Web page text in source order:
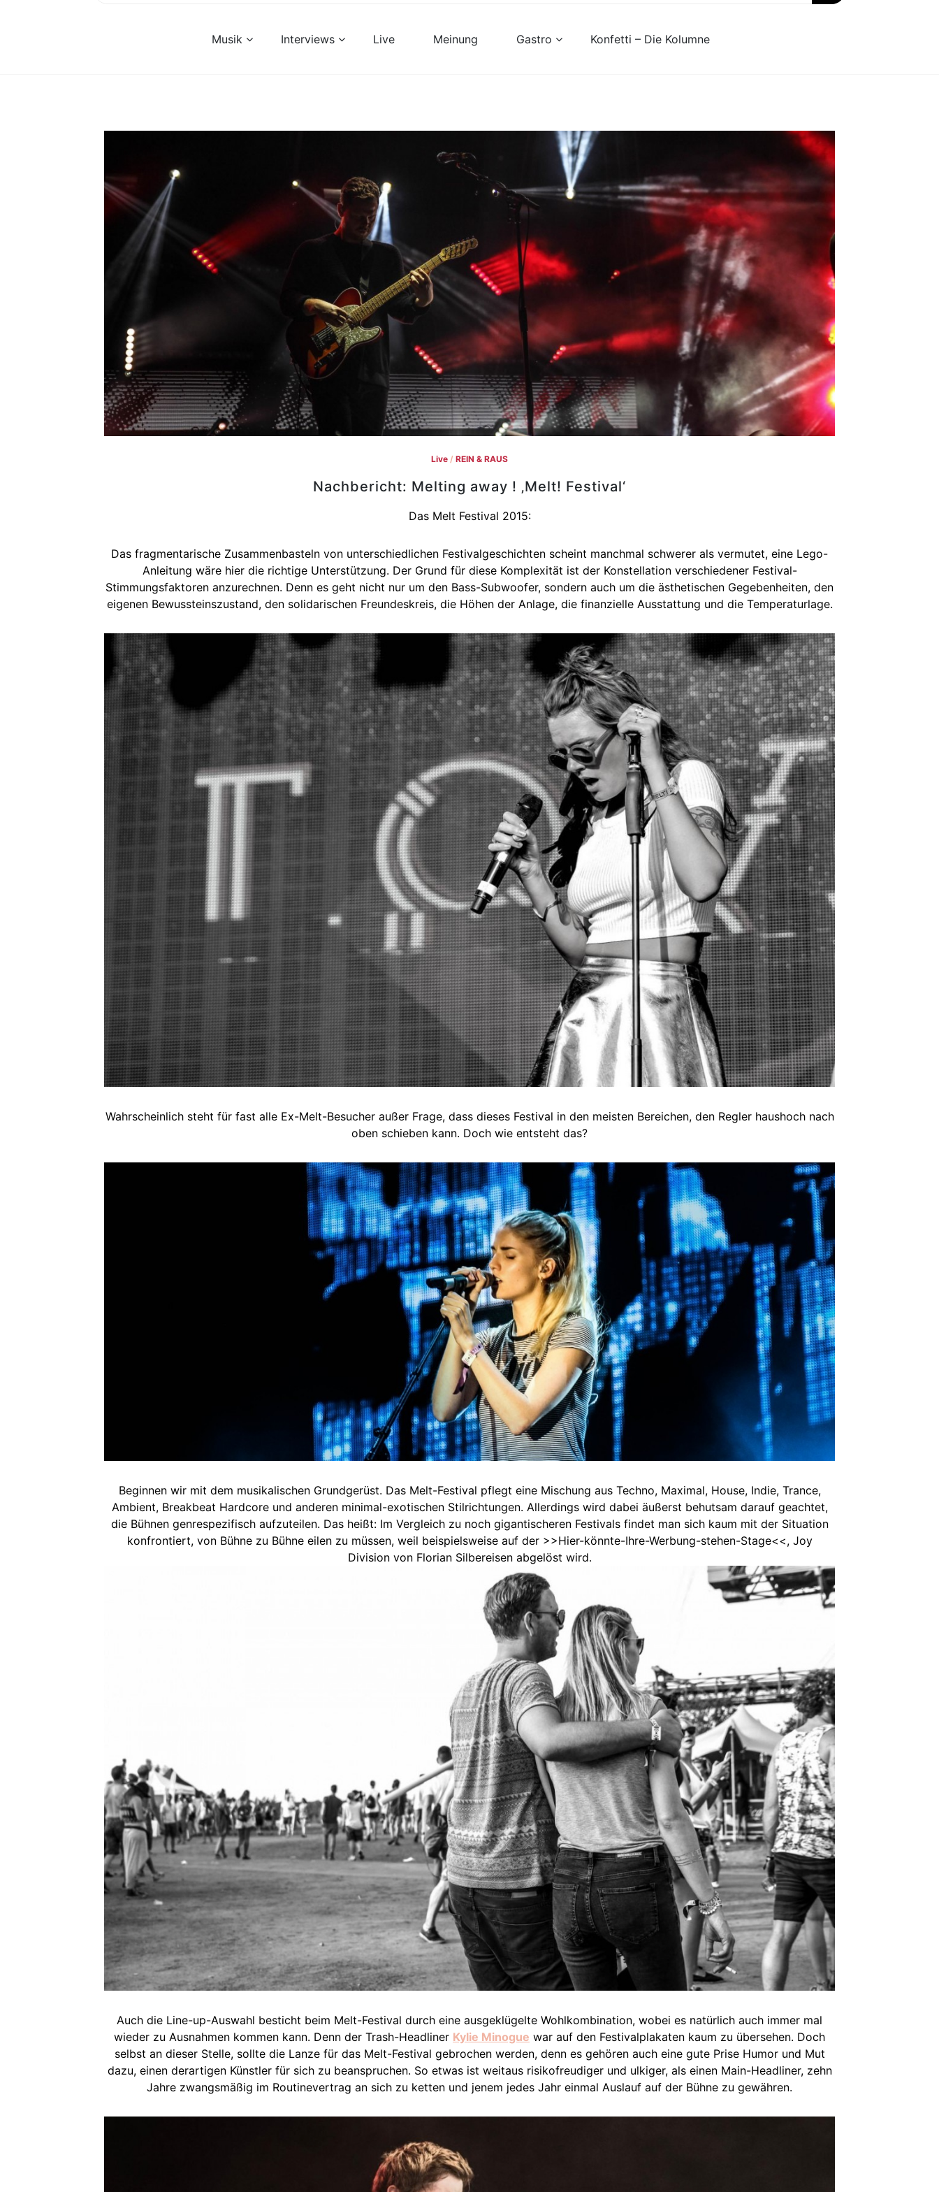
Musik Interviews Live Meinung Gastro Konfetti – Die Kolumne
Live / REIN & RAUS
Nachbericht: Melting away ! ‚Melt! Festival‘
Das Melt Festival 2015:
Das fragmentarische Zusammenbasteln von unterschiedlichen Festivalgeschichten scheint manchmal schwerer als vermutet, eine Lego-
Anleitung wäre hier die richtige Unterstützung. Der Grund für diese Komplexität ist der Konstellation verschiedener Festival-
Stimmungsfaktoren anzurechnen. Denn es geht nicht nur um den Bass-Subwoofer, sondern auch um die ästhetischen Gegebenheiten, den
eigenen Bewussteinszustand, den solidarischen Freundeskreis, die Höhen der Anlage, die finanzielle Ausstattung und die Temperaturlage.
Wahrscheinlich steht für fast alle Ex-Melt-Besucher außer Frage, dass dieses Festival in den meisten Bereichen, den Regler haushoch nach
oben schieben kann. Doch wie entsteht das?
Beginnen wir mit dem musikalischen Grundgerüst. Das Melt-Festival pflegt eine Mischung aus Techno, Maximal, House, Indie, Trance,
Ambient, Breakbeat Hardcore und anderen minimal-exotischen Stilrichtungen. Allerdings wird dabei äußerst behutsam darauf geachtet,
die Bühnen genrespezifisch aufzuteilen. Das heißt: Im Vergleich zu noch gigantischeren Festivals findet man sich kaum mit der Situation
konfrontiert, von Bühne zu Bühne eilen zu müssen, weil beispielsweise auf der >>Hier-könnte-Ihre-Werbung-stehen-Stage<<, Joy
Division von Florian Silbereisen abgelöst wird.
Auch die Line-up-Auswahl besticht beim Melt-Festival durch eine ausgeklügelte Wohlkombination, wobei es natürlich auch immer mal
wieder zu Ausnahmen kommen kann. Denn der Trash-Headliner Kylie Minogue war auf den Festivalplakaten kaum zu übersehen. Doch
selbst an dieser Stelle, sollte die Lanze für das Melt-Festival gebrochen werden, denn es gehören auch eine gute Prise Humor und Mut
dazu, einen derartigen Künstler für sich zu beanspruchen. So etwas ist weitaus risikofreudiger und ulkiger, als einen Main-Headliner, zehn
Jahre zwangsmäßig im Routinevertrag an sich zu ketten und jenem jedes Jahr einmal Auslauf auf der Bühne zu gewähren.